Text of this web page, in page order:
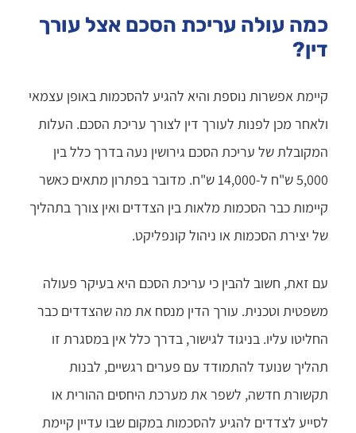
כמה עולה עריכת הסכם אצל עורך
דין?
קיימת אפשרות נוספת והיא להגיע להסכמות באופן עצמאי
ולאחר מכן לפנות לעורך דין לצורך עריכת הסכם. העלות
המקובלת של עריכת הסכם גירושין נעה בדרך כלל בין
5,000 ש"ח ל-14,000 ש"ח. מדובר בפתרון מתאים כאשר
קיימות כבר הסכמות מלאות בין הצדדים ואין צורך בתהליך
של יצירת הסכמות או ניהול קונפליקט.
עם זאת, חשוב להבין כי עריכת הסכם היא בעיקר פעולה
משפטית וטכנית. עורך הדין מנסח את מה שהצדדים כבר
החליטו עליו. בניגוד לגישור, בדרך כלל אין במסגרת זו
תהליך שנועד להתמודד עם פערים רגשיים, לבנות
תקשורת חדשה, לשפר את מערכת היחסים ההורית או
לסייע לצדדים להגיע להסכמות במקום שבו עדיין קיימת